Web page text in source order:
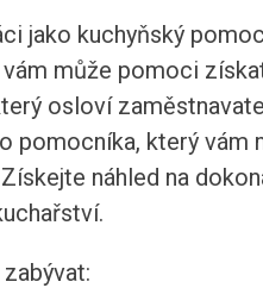
jako kuchyňský
může pomoci
osloví
pomocníka, který
náhled na